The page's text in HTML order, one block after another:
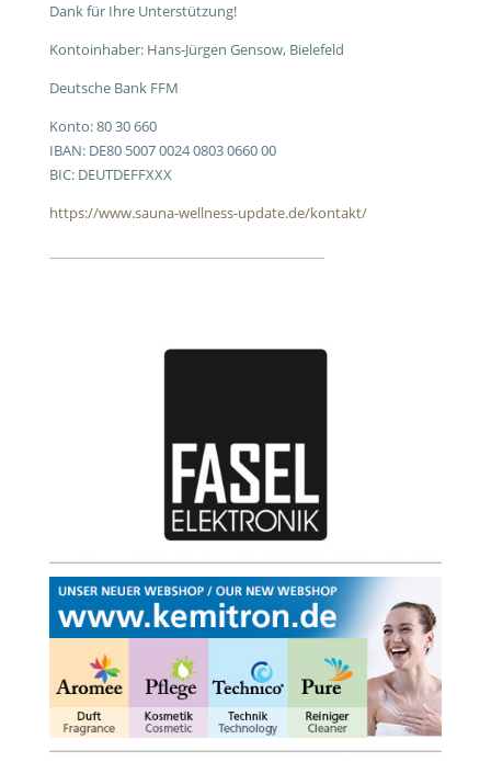
Dank für Ihre Unterstützung!
Kontoinhaber: Hans-Jürgen Gensow, Bielefeld
Deutsche Bank FFM
Konto: 80 30 660
IBAN: DE80 5007 0024 0803 0660 00
BIC: DEUTDEFFXXX
https://www.sauna-wellness-update.de/kontakt/